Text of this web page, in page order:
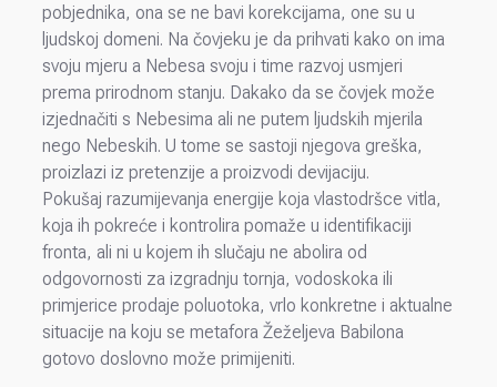
pobjednika, ona se ne bavi korekcijama, one su u
ljudskoj domeni. Na čovjeku je da prihvati kako on ima
svoju mjeru a Nebesa svoju i time razvoj usmjeri
prema prirodnom stanju. Dakako da se čovjek može
izjednačiti s Nebesima ali ne putem ljudskih mjerila
nego Nebeskih. U tome se sastoji njegova greška,
proizlazi iz pretenzije a proizvodi devijaciju.
Pokušaj razumijevanja energije koja vlastodršce vitla,
koja ih pokreće i kontrolira pomaže u identifikaciji
fronta, ali ni u kojem ih slučaju ne abolira od
odgovornosti za izgradnju tornja, vodoskoka ili
primjerice prodaje poluotoka, vrlo konkretne i aktualne
situacije na koju se metafora Žeželjeva Babilona
gotovo doslovno može primijeniti.